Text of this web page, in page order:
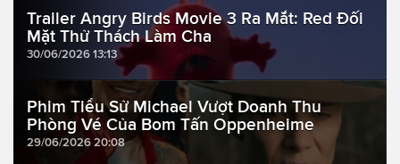
Trailer Angry Birds Movie 3 Ra Mắt: Red Đối
Mặt Thử Thách Làm Cha
30/06/2026 13:13
Phim Tiểu Sử Michael Vượt Doanh Thu
Phòng Vé Của Bom Tấn Oppenheime
29/06/2026 20:08